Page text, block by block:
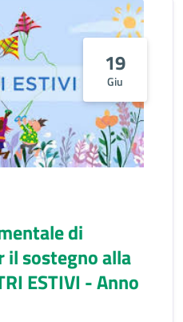
19
Giu
di
sostegno alla
ESTIVI - Anno